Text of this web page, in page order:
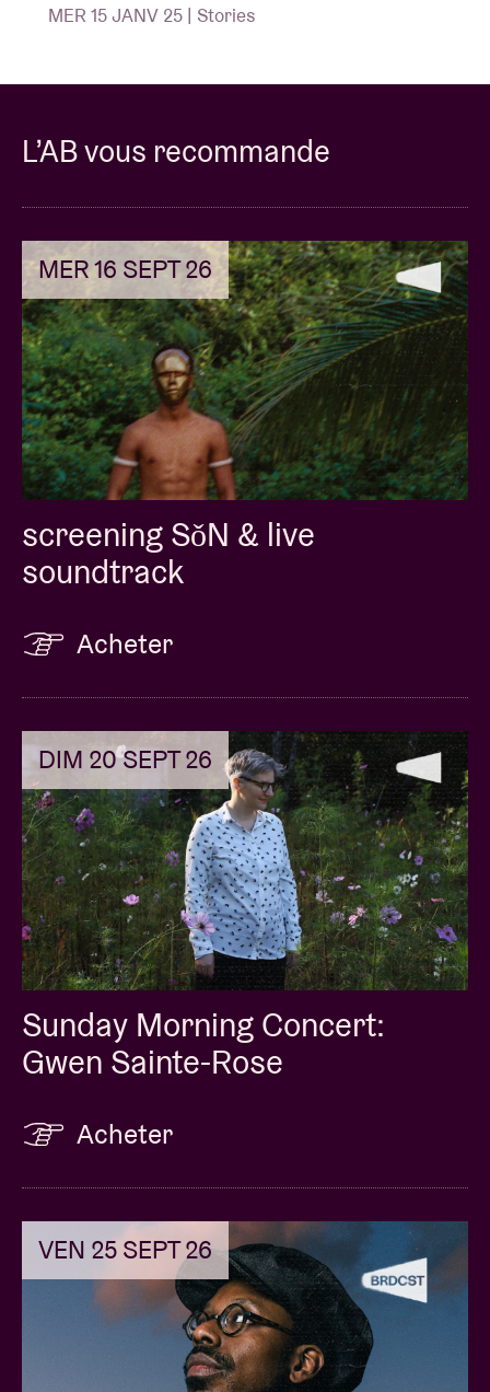
MER 15 JANV 25 | Stories
L’AB vous recommande
MER 16 SEPT 26
screening SǒN & live
soundtrack
Acheter
DIM 20 SEPT 26
Sunday Morning Concert:
Gwen Sainte-Rose
Acheter
VEN 25 SEPT 26